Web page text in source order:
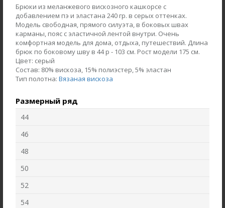
Жакет J1030-L89.6F02
Жаккард
Брюки из меланжевого вискозного кашкорсе с
добавлением пэ и эластана 240 гр. в серых оттенках.
Модель свободная, прямого силуэта, в боковых швах
карманы, пояс с эластичной лентой внутри. Очень
комфортная модель для дома, отдыха, путешествий. Длина
брюк по боковому шву в 44 р - 103 см. Рост модели 175 см.
Цвет: серый
Состав: 80% вискоза, 15% полиэстер, 5% эластан
Тип полотна: Вязаная вискоза
Размерный ряд
44
46
48
50
52
54